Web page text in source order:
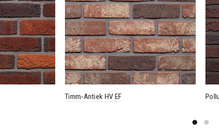
Timm-Antiek HV EF